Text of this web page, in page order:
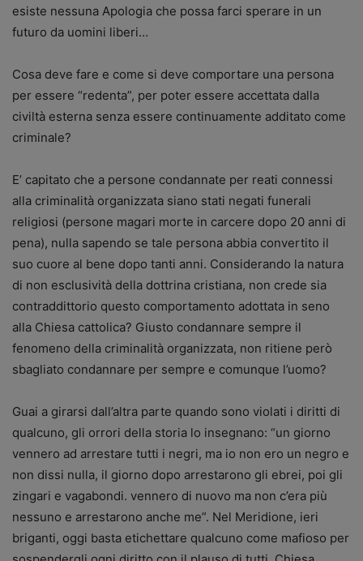
esiste nessuna Apologia che possa farci sperare in un
futuro da uomini liberi…
Cosa deve fare e come si deve comportare una persona
per essere “redenta”, per poter essere accettata dalla
civiltà esterna senza essere continuamente additato come
criminale?
E’ capitato che a persone condannate per reati connessi
alla criminalità organizzata siano stati negati funerali
religiosi (persone magari morte in carcere dopo 20 anni di
pena), nulla sapendo se tale persona abbia convertito il
suo cuore al bene dopo tanti anni. Considerando la natura
di non esclusività della dottrina cristiana, non crede sia
contraddittorio questo comportamento adottata in seno
alla Chiesa cattolica? Giusto condannare sempre il
fenomeno della criminalità organizzata, non ritiene però
sbagliato condannare per sempre e comunque l’uomo?
Guai a girarsi dall’altra parte quando sono violati i diritti di
qualcuno, gli orrori della storia lo insegnano: “un giorno
vennero ad arrestare tutti i negri, ma io non ero un negro e
non dissi nulla, il giorno dopo arrestarono gli ebrei, poi gli
zingari e vagabondi. vennero di nuovo ma non c’era più
nessuno e arrestarono anche me”. Nel Meridione, ieri
briganti, oggi basta etichettare qualcuno come mafioso per